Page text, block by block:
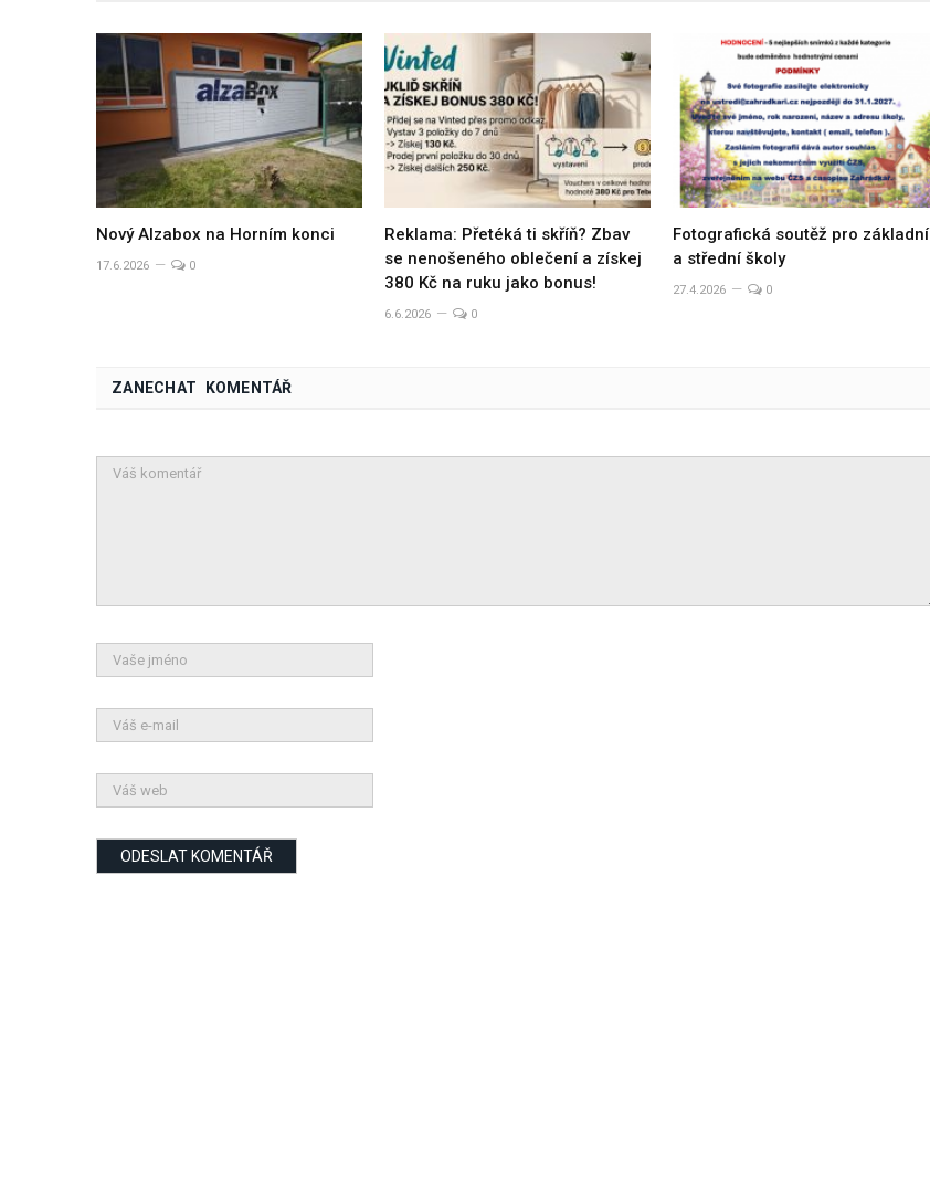
Nový Alzabox na Horním konci
17.6.2026 0
Reklama: Přetéká ti skříň? Zbav
se nenošeného oblečení a získej
380 Kč na ruku jako bonus!
6.6.2026 0
Fotografická soutěž pro základní
a střední školy
27.4.2026 0
ZANECHAT KOMENTÁŘ